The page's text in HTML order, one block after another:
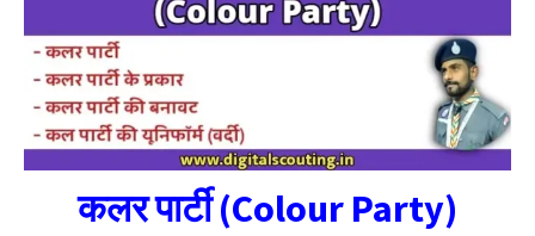
कलर पार्टी (Colour Party)